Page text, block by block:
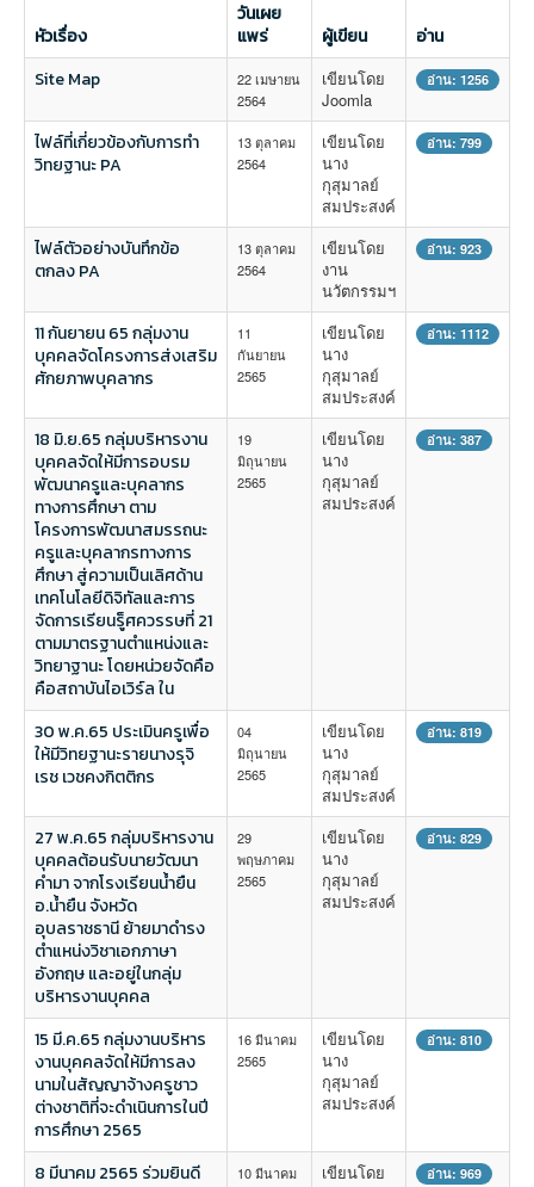
หัวเรื่อง
วันเผย
แพร่
ผู้เขียน
อ่าน
Site Map
22 เมษายน
2564
เขียนโดย
Joomla
อ่าน: 1256
ไฟล์ที่เกี่ยวข้องกับการทำ
วิทยฐานะ PA
13 ตุลาคม
2564
เขียนโดย
นาง
กุสุมาลย์
สมประสงค์
อ่าน: 799
ไฟล์ตัวอย่างบันทึกข้อ
ตกลง PA
13 ตุลาคม
2564
เขียนโดย
งาน
นวัตกรรมฯ
อ่าน: 923
11 กันยายน 65 กลุ่มงาน
บุคคลจัดโครงการส่งเสริม
ศักยภาพบุคลากร
11
กันยายน
2565
เขียนโดย
นาง
กุสุมาลย์
สมประสงค์
อ่าน: 1112
18 มิ.ย.65 กลุ่มบริหารงาน
บุคคลจัดให้มีการอบรม
พัฒนาครูและบุคลากร
ทางการศึกษา ตาม
โครงการพัฒนาสมรรถนะ
ครูและบุคลากรทางการ
ศึกษา สู่ความเป็นเลิศด้าน
เทคโนโลยีดิจิทัลและการ
จัดการเรียนรู็ศควรรษที่ 21
ตามมาตรฐานตำแหน่งและ
วิทยาฐานะ โดยหน่วยจัดคือ
คือสถาบันไอเวิร์ล ใน
19
มิถุนายน
2565
เขียนโดย
นาง
กุสุมาลย์
สมประสงค์
อ่าน: 387
30 พ.ค.65 ประเมินครูเพื่อ
ให้มีวิทยฐานะรายนางรุจิ
เรช เวชคงกิตติกร
04
มิถุนายน
2565
เขียนโดย
นาง
กุสุมาลย์
สมประสงค์
อ่าน: 819
27 พ.ค.65 กลุ่มบริหารงาน
บุคคลต้อนรับนายวัฒนา
คำมา จากโรงเรียนน้ำยืน
อ.น้ำยืน จังหวัด
อุบลราชธานี ย้ายมาดำรง
ตำแหน่งวิชาเอกภาษา
อังกฤษ และอยู่ในกลุ่ม
บริหารงานบุคคล
29
พฤษภาคม
2565
เขียนโดย
นาง
กุสุมาลย์
สมประสงค์
อ่าน: 829
15 มี.ค.65 กลุ่มงานบริหาร
งานบุคคลจัดให้มีการลง
นามในสัญญาจ้างครูชาว
ต่างชาติที่จะดำเนินการในปี
การศึกษา 2565
16 มีนาคม
2565
เขียนโดย
นาง
กุสุมาลย์
สมประสงค์
อ่าน: 810
8 มีนาคม 2565 ร่วมยินดี
10 มีนาคม
เขียนโดย
อ่าน: 969